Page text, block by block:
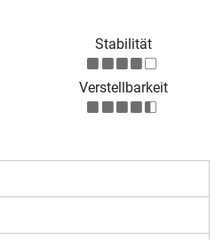
Stabilität
Verstellbarkeit